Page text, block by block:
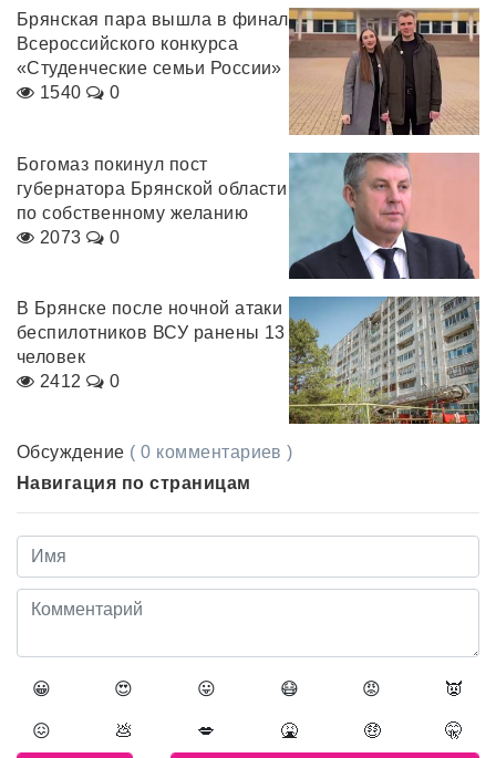
Брянская пара вышла в финал
Всероссийского конкурса
«Студенческие семьи России»
1540
0
Богомаз покинул пост
губернатора Брянской области
по собственному желанию
2073
0
В Брянске после ночной атаки
беспилотников ВСУ ранены 13
человек
2412
0
Обсуждение ( 0 комментариев )
Навигация по страницам
😀 😍 😛 😷 😡 👿
😖 💩 💋 🤮 🤑 🤫